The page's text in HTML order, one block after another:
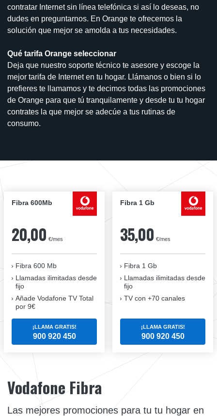
contratar Internet sin línea telefónica si así lo deseas, no
dudes en preguntarnos. En Orange te ofrecemos la
solución que mejor se amolda a tus necesidades.
Qué tarifa Orange seleccionar
Deja que nuestro soporte técnico te asesore y escoge la
mejor tarifa de Internet en tu hogar. Llámanos o bien si lo
prefieres te llamamos y te decimos todas las promociones
de Orange para que tú tranquilamente y desde tu tu hogar
contrates la que mejor se adecúe a tus rutinas de
consumo.
Fibra 600Mb
20,00 €/mes
Fibra 600 Mb
Llamadas ilimitadas desde
fijo
Añade Vodafone TV Total
por 9€
¡LLAMA GRATIS!
900 920 450
Fibra 1 Gb
35,00 €/mes
Fibra 1 Gb
Llamadas ilimitadas desde
fijo
TV con +70 canales
¡LLAMA GRATIS!
900 920 450
Vodafone Fibra
Las mejores promociones para tu tu hogar en